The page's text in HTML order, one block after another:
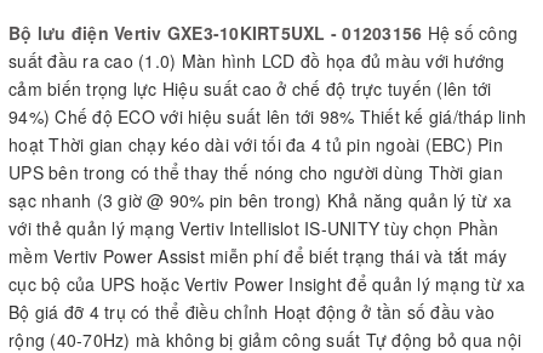
Bộ lưu điện Vertiv GXE3-10KIRT5UXL - 01203156 Hệ số công
suất đầu ra cao (1.0) Màn hình LCD đồ họa đủ màu với hướng
cảm biến trọng lực Hiệu suất cao ở chế độ trực tuyến (lên tới
94%) Chế độ ECO với hiệu suất lên tới 98% Thiết kế giá/tháp linh
hoạt Thời gian chạy kéo dài với tối đa 4 tủ pin ngoài (EBC) Pin
UPS bên trong có thể thay thế nóng cho người dùng Thời gian
sạc nhanh (3 giờ @ 90% pin bên trong) Khả năng quản lý từ xa
với thẻ quản lý mạng Vertiv Intellislot IS-UNITY tùy chọn Phần
mềm Vertiv Power Assist miễn phí để biết trạng thái và tắt máy
cục bộ của UPS hoặc Vertiv Power Insight để quản lý mạng từ xa
Bộ giá đỡ 4 trụ có thể điều chỉnh Hoạt động ở tần số đầu vào
rộng (40-70Hz) mà không bị giảm công suất Tự động bỏ qua nội